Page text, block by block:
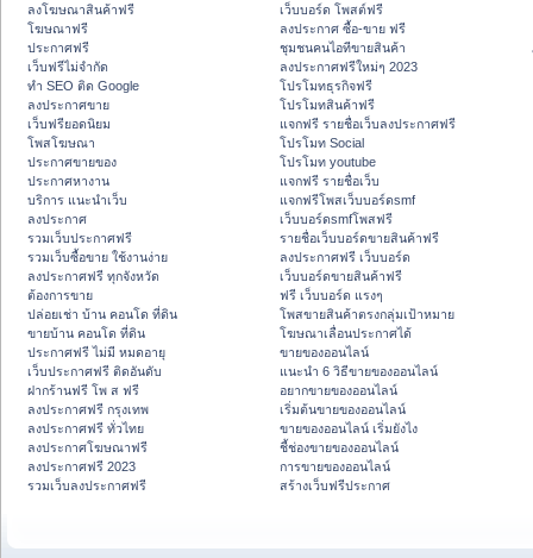
ลงโฆษณาสินค้าฟรี
โฆษณาฟรี
ประกาศฟรี
เว็บฟรีไม่จำกัด
ทำ SEO ติด Google
ลงประกาศขาย
เว็บฟรียอดนิยม
โพสโฆษณา
ประกาศขายของ
ประกาศหางาน
บริการ แนะนำเว็บ
ลงประกาศ
รวมเว็บประกาศฟรี
รวมเว็บซื้อขาย ใช้งานง่าย
ลงประกาศฟรี ทุกจังหวัด
ต้องการขาย
ปล่อยเช่า บ้าน คอนโด ที่ดิน
ขายบ้าน คอนโด ที่ดิน
ประกาศฟรี ไม่มี หมดอายุ
เว็บประกาศฟรี ติดอันดับ
ฝากร้านฟรี โพ ส ฟรี
ลงประกาศฟรี กรุงเทพ
ลงประกาศฟรี ทั่วไทย
ลงประกาศโฆษณาฟรี
ลงประกาศฟรี 2023
รวมเว็บลงประกาศฟรี
เว็บบอร์ด โพสต์ฟรี
ลงประกาศ ซื้อ-ขาย ฟรี
ชุมชนคนไอทีขายสินค้า
ลงประกาศฟรีใหม่ๆ 2023
โปรโมทธุรกิจฟรี
โปรโมทสินค้าฟรี
แจกฟรี รายชื่อเว็บลงประกาศฟรี
โปรโมท Social
โปรโมท youtube
แจกฟรี รายชื่อเว็บ
แจกฟรีโพสเว็บบอร์ดsmf
เว็บบอร์ดsmfโพสฟรี
รายชื่อเว็บบอร์ดขายสินค้าฟรี
ลงประกาศฟรี เว็บบอร์ด
เว็บบอร์ดขายสินค้าฟรี
ฟรี เว็บบอร์ด แรงๆ
โพสขายสินค้าตรงกลุ่มเป้าหมาย
โฆษณาเลื่อนประกาศได้
ขายของออนไลน์
แนะนำ 6 วิธีขายของออนไลน์
อยากขายของออนไลน์
เริ่มต้นขายของออนไลน์
ขายของออนไลน์ เริ่มยังไง
ชี้ช่องขายของออนไลน์
การขายของออนไลน์
สร้างเว็บฟรีประกาศ